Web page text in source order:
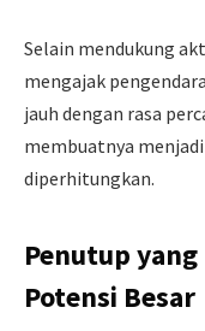
Selain mendukung
mengajak
jauh dengan rasa
membuatnya
diperhitungkan.
Penutup
Potensi Besar